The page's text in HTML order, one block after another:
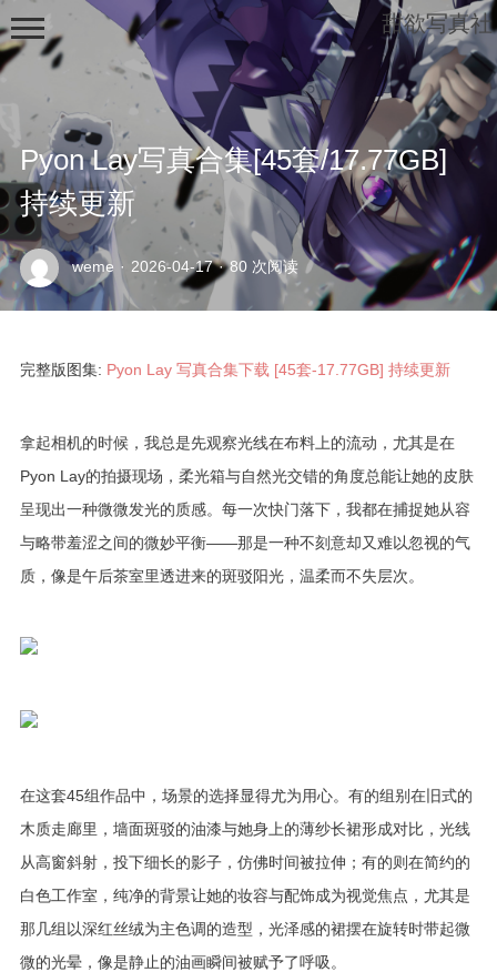
Pyon Lay写真合集[45套/17.77GB]
持续更新
weme · 2026-04-17 · 80 次阅读
完整版图集: Pyon Lay 写真合集下载 [45套-17.77GB] 持续更新
拿起相机的时候，我总是先观察光线在布料上的流动，尤其是在
Pyon Lay的拍摄现场，柔光箱与自然光交错的角度总能让她的皮肤
呈现出一种微微发光的质感。每一次快门落下，我都在捕捉她从容
与略带羞涩之间的微妙平衡——那是一种不刻意却又难以忽视的气
质，像是午后茶室里透进来的斑驳阳光，温柔而不失层次。
在这套45组作品中，场景的选择显得尤为用心。有的组别在旧式的
木质走廊里，墙面斑驳的油漆与她身上的薄纱长裙形成对比，光线
从高窗斜射，投下细长的影子，仿佛时间被拉伸；有的则在简约的
白色工作室，纯净的背景让她的妆容与配饰成为视觉焦点，尤其是
那几组以深红丝绒为主色调的造型，光泽感的裙摆在旋转时带起微
微的光晕，像是静止的油画瞬间被赋予了呼吸。
甜欲写真社
示
例
面